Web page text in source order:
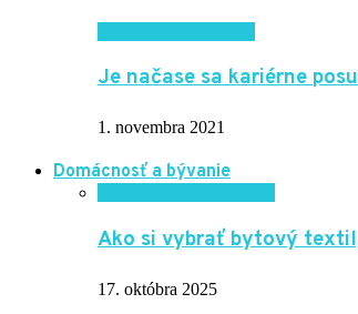
Je načase sa kariérne
1. novembra 2021
Domácnosť a bývanie
Ako si vybrať bytový
17. októbra 2025